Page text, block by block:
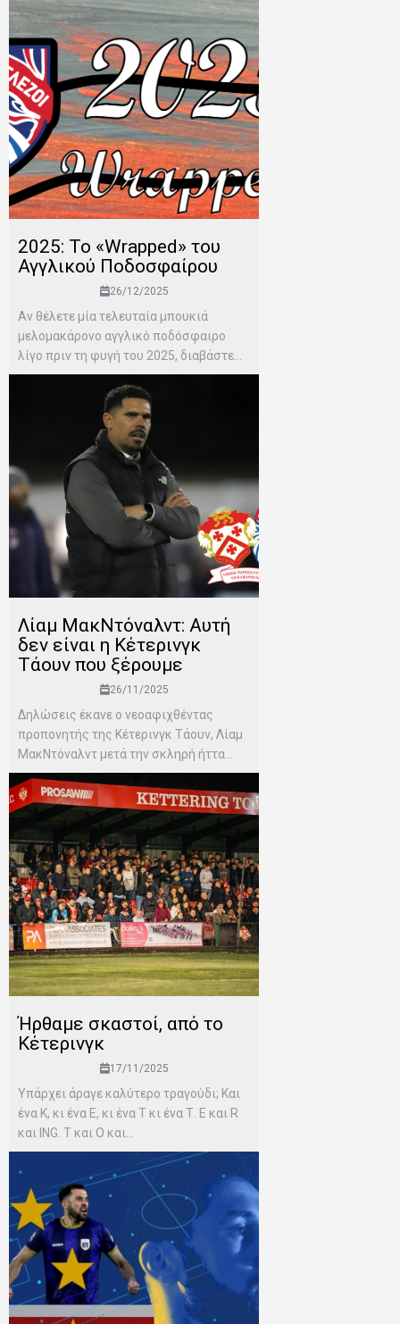
2025: Το «Wrapped» του
Αγγλικού Ποδοσφαίρου
26/12/2025
Αν θέλετε μία τελευταία μπουκιά
μελομακάρονο αγγλικό ποδόσφαιρο
λίγο πριν τη φυγή του 2025, διαβάστε...
Λίαμ ΜακΝτόναλντ: Αυτή
δεν είναι η Κέτερινγκ
Τάουν που ξέρουμε
26/11/2025
Δηλώσεις έκανε ο νεοαφιχθέντας
προπονητής της Κέτερινγκ Τάουν, Λίαμ
ΜακΝτόναλντ μετά την σκληρή ήττα...
Ήρθαμε σκαστοί, από το
Κέτερινγκ
17/11/2025
Υπάρχει άραγε καλύτερο τραγούδι; Και
ένα Κ, κι ένα Ε, κι ένα Τ κι ένα Τ. Ε και R
και ING. T και Ο και...